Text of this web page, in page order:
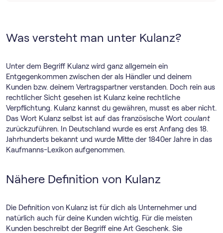
Was versteht man unter Kulanz?
Unter dem Begriff Kulanz wird ganz allgemein ein
Entgegenkommen zwischen der als Händler und deinem
Kunden bzw. deinem Vertragspartner verstanden. Doch rein aus
rechtlicher Sicht gesehen ist Kulanz keine rechtliche
Verpflichtung. Kulanz kannst du gewähren, musst es aber nicht.
Das Wort Kulanz selbst ist auf das französische Wort coulant
zurückzuführen. In Deutschland wurde es erst Anfang des 18.
Jahrhunderts bekannt und wurde Mitte der 1840er Jahre in das
Kaufmanns-Lexikon aufgenommen.
Nähere Definition von Kulanz
Die Definition von Kulanz ist für dich als Unternehmer und
natürlich auch für deine Kunden wichtig. Für die meisten
Kunden beschreibt der Begriff eine Art Geschenk. Sie